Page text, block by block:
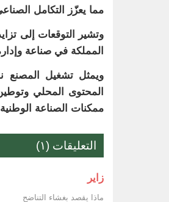
مما يعزّز التكامل
المملكة في صناعة
ويمثل تشغيل المصنع
المحتوى المحلي
ممكنات الصناعة
التعليقات (١)
زاير
ماذا يقصد بغشاء التناضح